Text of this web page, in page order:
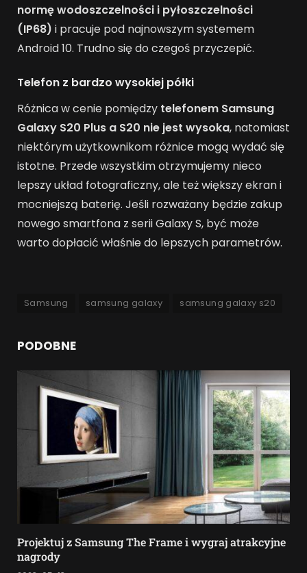
normę wodoszczelności i pyłoszczelności
(IP68) i pracuje pod najnowszym systemem
Android 10. Trudno się do czegoś przyczepić.
Telefon z bardzo wysokiej półki
Różnica w cenie pomiędzy telefonem Samsung
Galaxy S20 Plus a S20 nie jest wysoka, natomiast
niektórym użytkownikom różnice mogą wydać się
istotne. Przede wszystkim otrzymujemy nieco
lepszy układ fotograficzny, ale też większy ekran i
mocniejszą baterię. Jeśli rozważany będzie zakup
nowego smartfona z serii Galaxy S, być może
warto dopłacić właśnie do lepszych parametrów.
Samsung samsung galaxy samsung galaxy s20
PODOBNE
Projektuj z Samsung The Frame i wygraj atrakcyjne
nagrody